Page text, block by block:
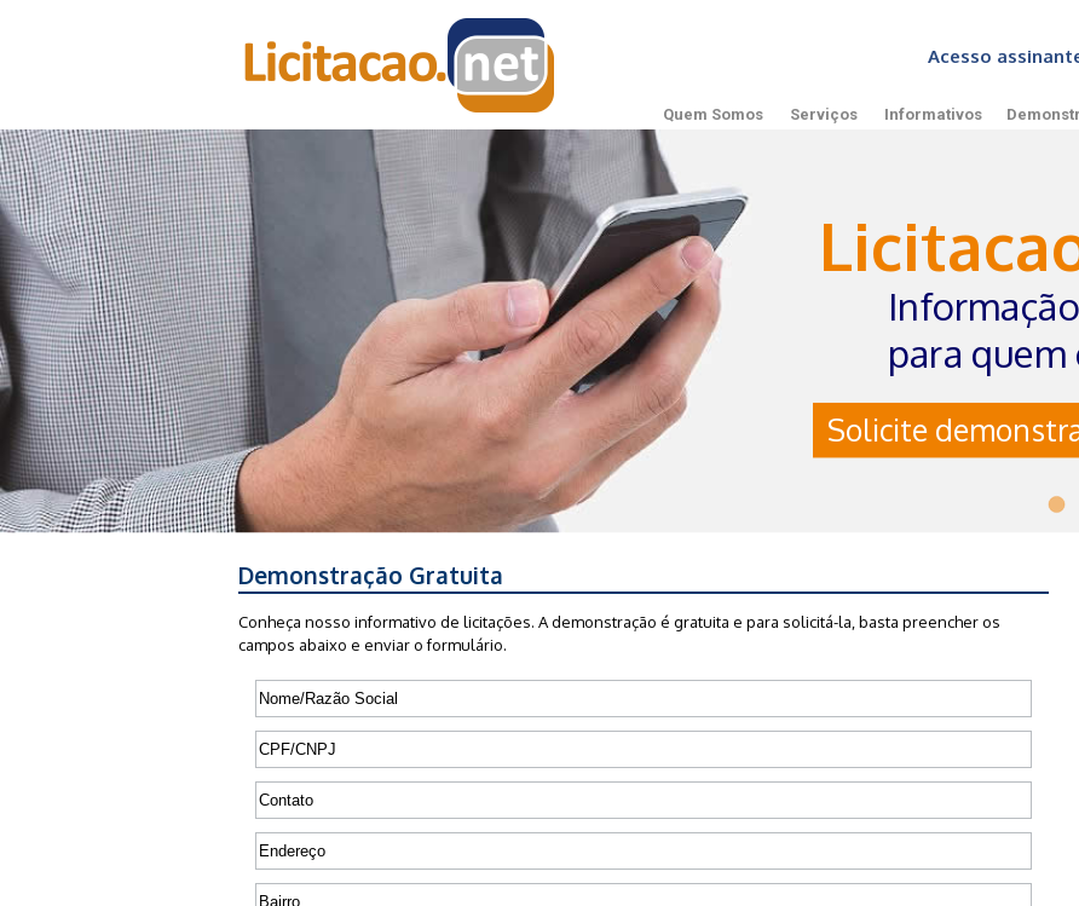
Acesso
Quem Somos Serviços Informativos
para
Solicite
Demonstração Gratuita
Conheça nosso informativo de licitações. A demonstração é gratuita e para solicitá-la, basta preencher os
campos abaixo e enviar o formulário.